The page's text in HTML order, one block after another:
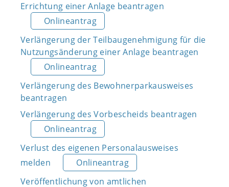
Errichtung einer Anlage beantragen
Onlineantrag
Verlängerung der Teilbaugenehmigung für die
Nutzungsänderung einer Anlage beantragen
Onlineantrag
Verlängerung des Bewohnerparkausweises
beantragen
Verlängerung des Vorbescheids beantragen
Onlineantrag
Verlust des eigenen Personalausweises
melden
Onlineantrag
Veröffentlichung von amtlichen